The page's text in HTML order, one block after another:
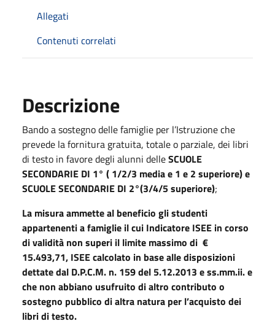
Allegati
Contenuti correlati
Descrizione
Bando a sostegno delle famiglie per l’Istruzione che
prevede la fornitura gratuita, totale o parziale, dei libri
di testo in favore degli alunni delleSCUOLE
SECONDARIE DI 1° ( 1/2/3 media e 1 e 2 superiore) e
SCUOLE SECONDARIE DI 2°(3/4/5 superiore);
La misura ammette al beneficio gli studenti
appartenenti a famiglie il cui Indicatore ISEE in corso
di validità non superi il limite massimo di €
15.493,71, ISEE calcolato in base alle disposizioni
dettate dal D.P.C.M. n. 159 del 5.12.2013 e ss.mm.ii. e
che non abbiano usufruito di altro contributo o
sostegno pubblico di altra natura per l’acquisto dei
libri di testo.